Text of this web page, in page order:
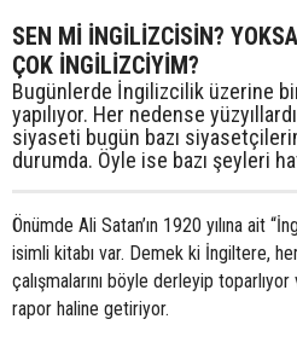
SEN Mİ İNGİLİZCİSİN?
ÇOK İNGİLİZCİYİM?
Bugünlerde İngilizcilik üzerine
yapılıyor. Her nedense
siyaseti bugün bazı
durumda. Öyle ise bazı şeyleri
Önümde Ali Satan’ın 1920 yılına ait
isimli kitabı var. Demek ki İngiltere,
çalışmalarını böyle derleyip
rapor haline getiriyor.